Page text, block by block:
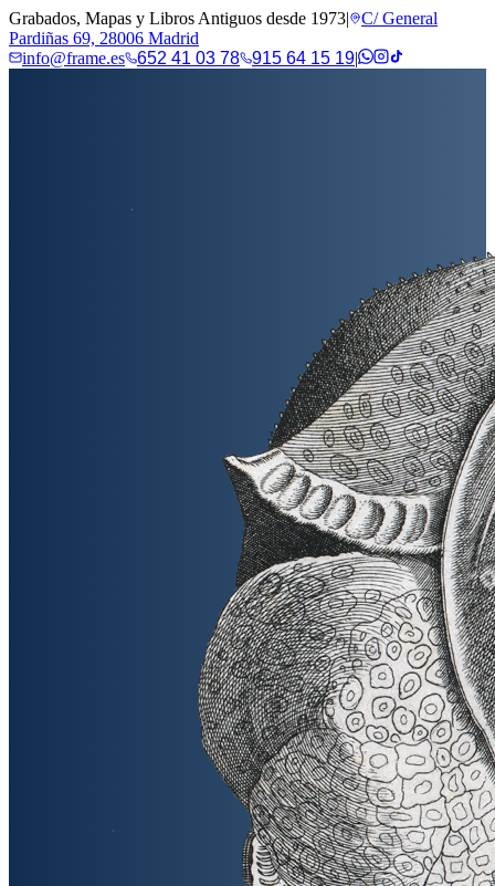
Grabados, Mapas y Libros Antiguos desde 1973|
C/ General
Pardiñas 69, 28006 Madrid
info@frame.es
652 41 03 78 915 64 15 19|